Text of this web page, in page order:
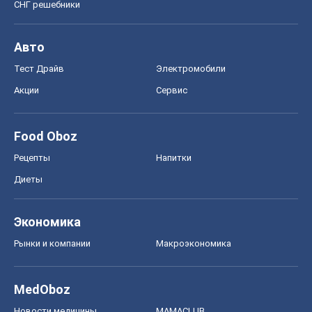
СНГ решебники
Авто
Тест Драйв Электромобили
Акции Сервис
Food Oboz
Рецепты Напитки
Диеты
Экономика
Рынки и компании Mакроэкономика
MedOboz